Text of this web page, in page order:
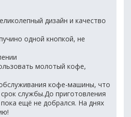
дизайн и качество
одной кнопкой, не
молотый кофе,
кофе-машины, что
службы.До приготовления
ещё не добрался. На днях